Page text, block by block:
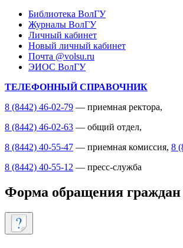
Библиотека ВолГУ
Журналы ВолГУ
Личный кабинет
Новый личный кабинет
Почта @volsu.ru
ЭИОС ВолГУ
ТЕЛЕФОННЫЙ СПРАВОЧНИК
8 (8442) 46-02-79 — приемная ректора,
8 (8442) 46-02-63 — общий отдел,
8 (8442) 40-55-47 — приемная комиссия, 8
8 (8442) 40-55-12 — пресс-служба
Форма обращения граждан